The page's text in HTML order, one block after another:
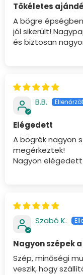
Tökéletes
A bögre
jól sikerült!
és biztosan
B.B.
Elégedett
A bögrék nagyon
megérkeztek!
Nagyon
Szabó K.
Nagyon szépek
Szép, minőségi
veszik, hogy